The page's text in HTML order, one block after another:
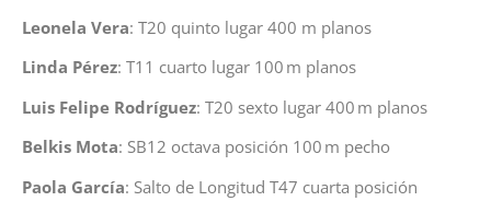
Leonela Vera: T20 quinto lugar 400 m planos
Linda Pérez: T11 cuarto lugar 100 m planos
Luis Felipe Rodríguez: T20 sexto lugar 400 m planos
Belkis Mota: SB12 octava posición 100 m pecho
Paola García: Salto de Longitud T47 cuarta posición